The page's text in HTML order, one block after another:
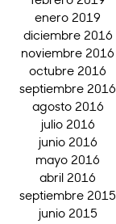
enero 2019
diciembre 2016
noviembre 2016
octubre 2016
septiembre 2016
agosto 2016
julio 2016
junio 2016
mayo 2016
abril 2016
septiembre 2015
junio 2015